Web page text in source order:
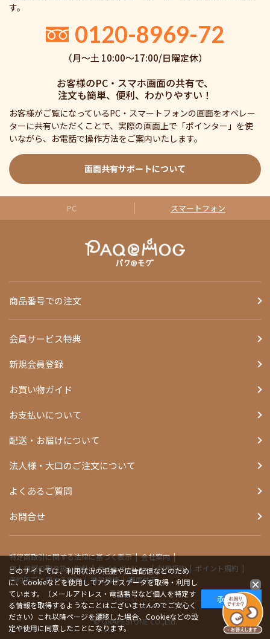
す。
0120-8969-72
（月〜土 10:00〜17:00/日曜定休）
お客様のPC・スマホ画面の共有で、
注文も簡単、便利、わかりやすい！
お客様がご覧になっているPC・スマートフォンの画面をオペレー
ターに共有いただくことで、実際の画面上で「ポインター」を使
いながら、お電話で操作方法をご案内いたします。
画面共有サポートについて
PC スマートフォン
商品番号での注文
会員サービス特典
新規会員登録
お買い物ガイド
お支払いについて
配送・お届けについて
法人様・大口のご注文について
よくあるご質問
お問合せ
特定商取引に関する法律に基づく表示
会社案内
個人情報の取り扱い指針
サイトポリシー 利用規約
ポイント規約
予約販売に関する規約
推奨環境 画面共有
© GRAPESTONE CO.,Ltd.
このサイトでは、利用状況の把握や広告配信などのため
に、Cookieなどを使用してアクセスデータを取得・利用し
ています。（メールアドレス・電話番号など個人を特定す
る情報を取得するようなことはございませんのでご安心く
ださい）これ以降ページを遷移した場合、Cookieなどの設
定や使用に同意したことになります。
承諾する